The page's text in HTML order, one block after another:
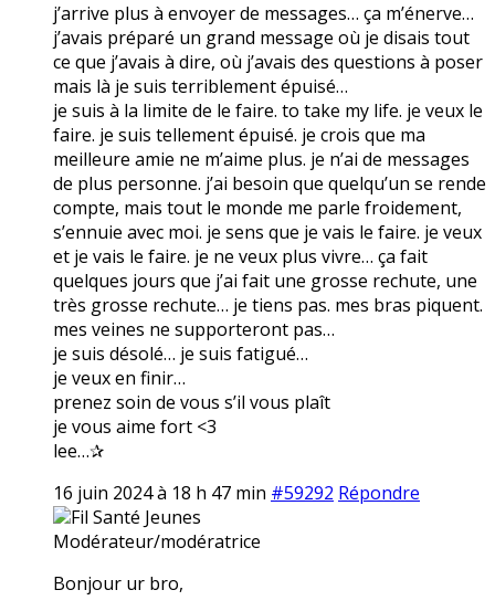
j’arrive plus à envoyer de messages… ça m’énerve…
j’avais préparé un grand message où je disais tout
ce que j’avais à dire, où j’avais des questions à poser
mais là je suis terriblement épuisé…
je suis à la limite de le faire. to take my life. je veux le
faire. je suis tellement épuisé. je crois que ma
meilleure amie ne m’aime plus. je n’ai de messages
de plus personne. j’ai besoin que quelqu’un se rende
compte, mais tout le monde me parle froidement,
s’ennuie avec moi. je sens que je vais le faire. je veux
et je vais le faire. je ne veux plus vivre… ça fait
quelques jours que j’ai fait une grosse rechute, une
très grosse rechute… je tiens pas. mes bras piquent.
mes veines ne supporteront pas…
je suis désolé… je suis fatigué…
je veux en finir…
prenez soin de vous s’il vous plaît
je vous aime fort <3
lee…✰
16 juin 2024 à 18 h 47 min #59292 Répondre
Fil Santé Jeunes
Modérateur/modératrice
Bonjour ur bro,